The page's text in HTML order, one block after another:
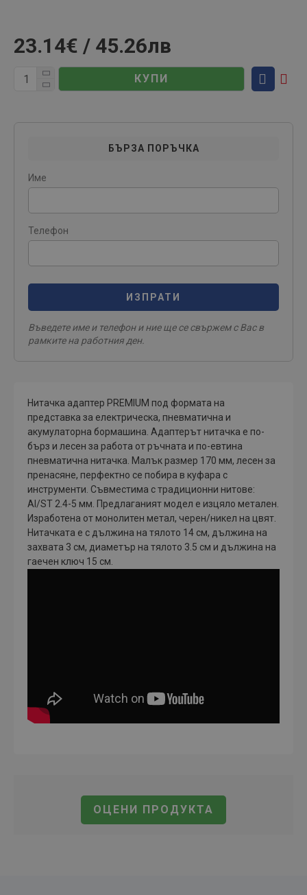
23.14€ / 45.26лв
КУПИ
БЪРЗА ПОРЪЧКА
Име
Телефон
ИЗПРАТИ
Въведете име и телефон и ние ще се свържем с Вас в
рамките на работния ден.
ОЦЕНИ ПРОДУКТА
Нитачка адаптер PREMIUM под формата на
представка за електрическа, пневматична и
акумулаторна бормашина. Адаптерът нитачка е по-
бърз и лесен за работа от ръчната и по-евтина
пневматична нитачка. Малък размер 170 мм, лесен за
пренасяне, перфектно се побира в куфара с
инструменти. Съвместима с традиционни нитове:
Al/ST 2.4-5 мм. Предлаганият модел е изцяло метален.
Изработена от монолитен метал, черен/никел на цвят.
Нитачката е с дължина на тялото 14 см, дължина на
захвата 3 см, диаметър на тялото 3.5 см и дължина на
гаечен ключ 15 см.